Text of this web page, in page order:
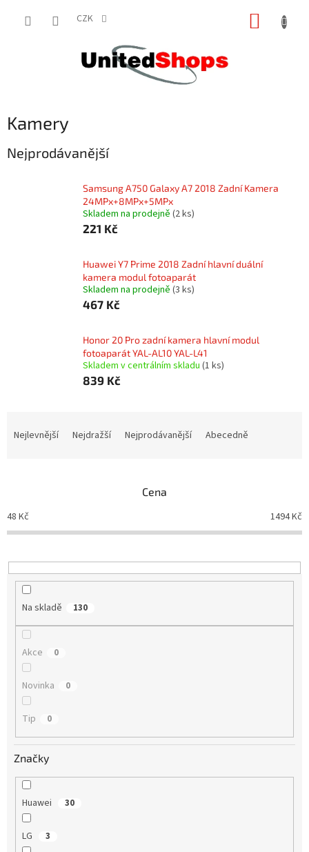
CZK
Kamery
Nejprodávanější
Samsung A750 Galaxy A7 2018 Zadní Kamera
24MPx+8MPx+5MPx
Skladem na prodejně (2 ks)
221 Kč
Huawei Y7 Prime 2018 Zadní hlavní duální
kamera modul fotoaparát
Skladem na prodejně (3 ks)
467 Kč
Honor 20 Pro zadní kamera hlavní modul
fotoaparát YAL-AL10 YAL-L41
Skladem v centrálním skladu (1 ks)
839 Kč
p
u
Nejlevnější Nejdražší Nejprodávanější Abecedně
Cena
48 Kč 1494Kč
Na skladě 130
Akce 0
Novinka 0
Tip 0
Značky
Huawei 30
LG 3